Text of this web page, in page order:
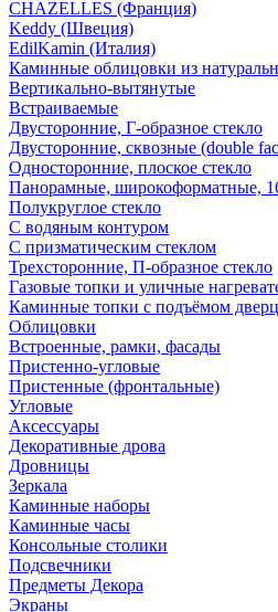
CHAZELLES (Франция)
Keddy (Швеция)
EdilKamin (Италия)
Каминные облицовки из
Вертикально-вытянутые
Встраиваемые
Двусторонние, Г-образное стекло
Двусторонние, сквозные (double
Односторонние, плоское стекло
Панорамные, широкоформатные,
Полукруглое стекло
С водяным контуром
С призматическим стеклом
Трехсторонние, П-образное стекло
Газовые топки и уличные
Каминные топки с подъёмом
Облицовки
Встроенные, рамки, фасады
Пристенно-угловые
Пристенные (фронтальные)
Угловые
Аксессуары
Декоративные дрова
Дровницы
Зеркала
Каминные наборы
Каминные часы
Консольные столики
Подсвечники
Предметы Декора
Экраны